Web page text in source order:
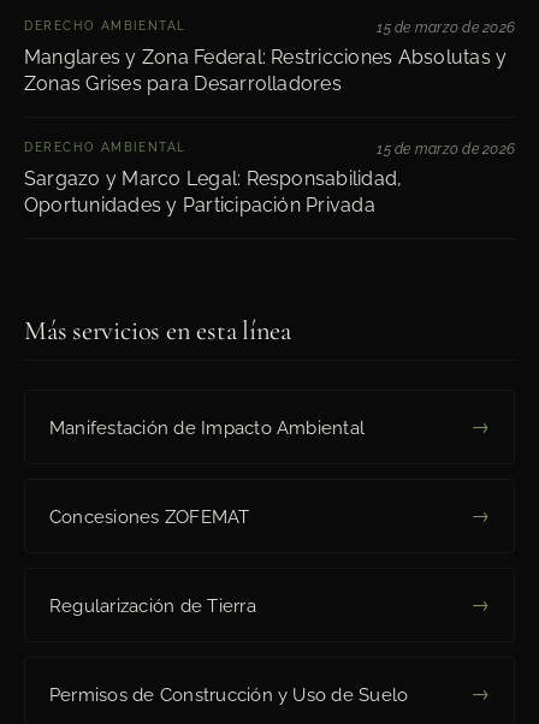
DERECHO AMBIENTAL
Manglares y Zona Federal: Restricciones Absolutas y
Zonas Grises para Desarrolladores
15 de marzo de 2026
DERECHO AMBIENTAL
Sargazo y Marco Legal: Responsabilidad,
Oportunidades y Participación Privada
15 de marzo de 2026
Más servicios en esta línea
Manifestación de Impacto Ambiental →
Concesiones ZOFEMAT →
Regularización de Tierra →
Permisos de Construcción y Uso de Suelo →